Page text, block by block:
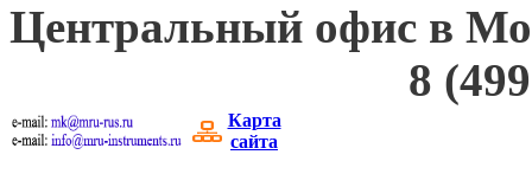
Центральный офис в
8
Карта
сайта